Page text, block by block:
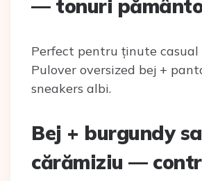
— tonuri
Perfect pentru ținute casual
Pulover oversized bej +
sneakers albi.
Bej + burgundy
cărămiziu —